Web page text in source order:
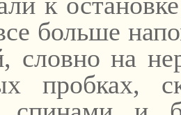
больше
словно на
пробках,